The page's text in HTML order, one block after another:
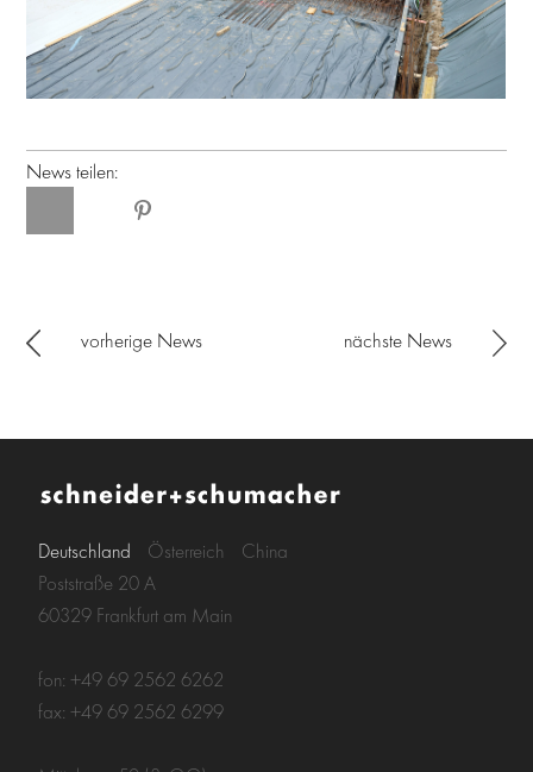
News teilen:
vorherige News nächste News
Deutschland Österreich
China
Poststraße 20 A
60329 Frankfurt am Main
fon: +49 69 2562 6262
fax: +49 69 2562 6299